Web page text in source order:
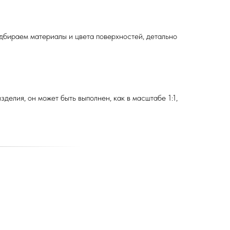
материалы и цвета поверхностей, детально
он может быть выполнен, как в масштабе 1:1,